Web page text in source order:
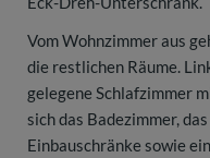
Vom Wohnzimmer aus
die restlichen Räume.
gelegene Schlafzimmer
sich das Badezimmer,
Einbauschränke sowie